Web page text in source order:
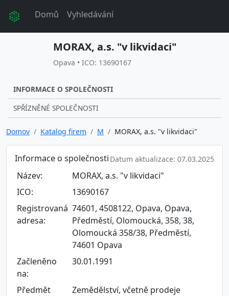
Domů Vyhledávání
MORAX, a.s. "v likvidaci"
Opava • ICO: 13690167
INFORMACE O SPOLEČNOSTI
SPŘÍZNĚNÉ SPOLEČNOSTI
Domov Katalog firem M MORAX, a.s. "v likvidaci"
Informace o společnosti Datum aktualizace: 07.03.2025
Název:
MORAX, a.s. "v likvidaci"
ICO:
13690167
Registrovaná
adresa:
74601, 4508122, Opava, Opava,
Předměstí, Olomoucká, 358, 38,
Olomoucká 358/38, Předměstí,
74601 Opava
Začleněno
na:
30.01.1991
Předmět
Zemědělství, včetně prodeje